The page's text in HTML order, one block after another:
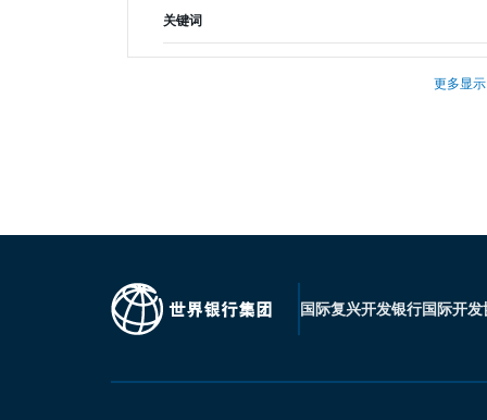
关键词
更多显示
国际复兴开发银行国际开发